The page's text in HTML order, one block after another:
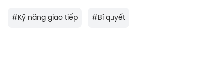
#Kỹ năng giao tiếp #Bí quyết